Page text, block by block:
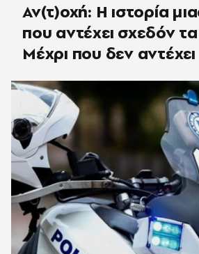
Αν(τ)οχή: Η ιστορία
που αντέχει σχεδόν
Μέχρι που δεν